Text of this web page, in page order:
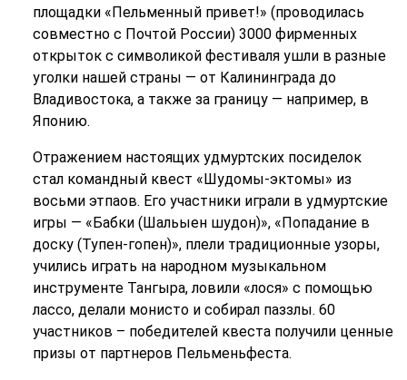
площадки «Пельменный привет!» (проводилась
совместно с Почтой России) 3000 фирменных
открыток с символикой фестиваля ушли в разные
уголки нашей страны — от Калининграда до
Владивостока, а также за границу — например, в
Японию.
Отражением настоящих удмуртских посиделок
стал командный квест «Шудомы-эктомы» из
восьми этпаов. Его участники играли в удмуртские
игры — «Бабки (Шальыен шудон)», «Попадание в
доску (Тупен-гопен)», плели традиционные узоры,
учились играть на народном музыкальном
инструменте Тангыра, ловили «лося» с помощью
лассо, делали монисто и собирал паззлы. 60
участников – победителей квеста получили ценные
призы от партнеров Пельменьфеста.